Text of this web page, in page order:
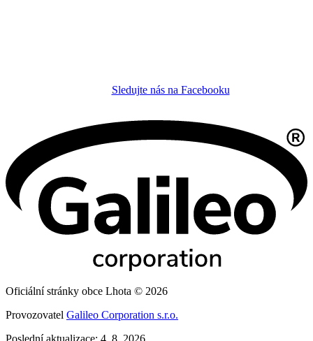
Sledujte nás na Facebooku
Oficiální stránky obce Lhota © 2026
Provozovatel Galileo Corporation s.r.o.
Poslední aktualizace: 4. 8. 2026